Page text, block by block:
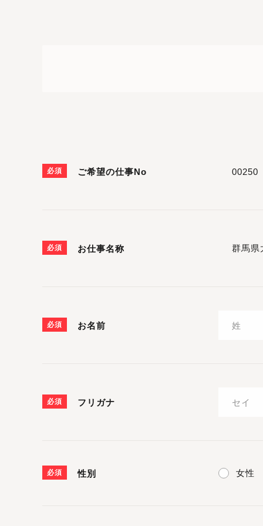
必須 ご希望の仕事No
必須 お仕事名称
必須 お名前
必須 フリガナ
必須 性別 女性